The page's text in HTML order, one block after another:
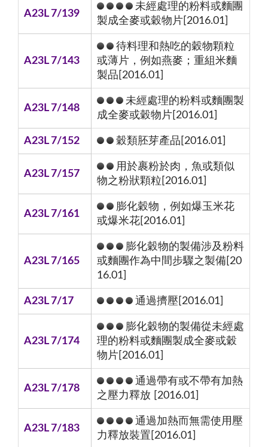
A23L 7/139
未經處理的粉料或麵團
製成全麥或穀物片[2016.01]
A23L 7/143
待料理和熱吃的穀物顆粒
或薄片，例如燕麥；重組米麵
製品[2016.01]
A23L 7/148
未經處理的粉料或麵團製
成全麥或穀物片[2016.01]
A23L 7/152 穀類胚芽產品[2016.01]
A23L 7/157
用於裹粉於肉，魚或類似
物之粉狀顆粒[2016.01]
A23L 7/161
膨化穀物，例如爆玉米花
或爆米花[2016.01]
A23L 7/165
膨化穀物的製備涉及粉料
或麵團作為中間步驟之製備[20
16.01]
A23L 7/17 通過擠壓[2016.01]
A23L 7/174
膨化穀物的製備從未經處
理的粉料或麵團製成全麥或穀
物片[2016.01]
A23L 7/178
通過帶有或不帶有加熱
之壓力釋放 [2016.01]
A23L 7/183
通過加熱而無需使用壓
力釋放裝置[2016.01]